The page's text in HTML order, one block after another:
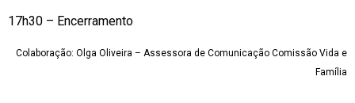
17h30 – Encerramento
Colaboração: Olga Oliveira – Assessora de Comunicação Comissão Vida e
Família